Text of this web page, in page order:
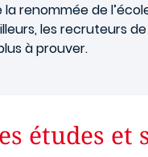
de
les recruteurs
à prouver.
études et